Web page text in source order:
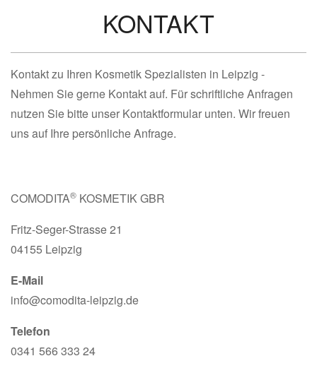
KONTAKT
Kontakt zu Ihren Kosmetik Spezialisten in Leipzig -
Nehmen Sie gerne Kontakt auf. Für schriftliche Anfragen
nutzen Sie bitte unser Kontaktformular unten. Wir freuen
uns auf Ihre persönliche Anfrage.
COMODITA® KOSMETIK GBR
Fritz-Seger-Strasse 21
04155 Leipzig
E-Mail
info@comodita-leipzig.de
Telefon
0341 566 333 24